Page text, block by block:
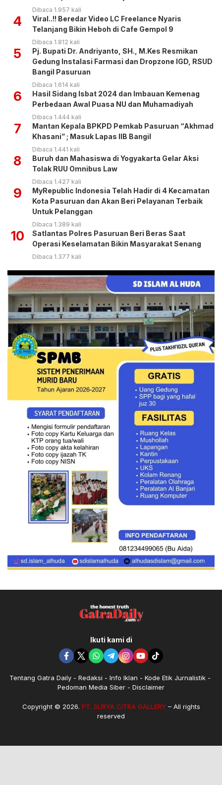
Dibaca 1.957 kali
4
Viral..!! Beredar Video LC Freelance Nyaris
Telanjang Bikin Heboh di Cafe Gempol 9
Dibaca 1.812 kali
5
Pj. Bupati Dr. Andriyanto, SH., M.Kes Resmikan
Gedung Instalasi Farmasi dan Dropzone IGD, RSUD
Bangil Pasuruan
Dibaca 1.614 kali
6
Hasil Sidang Isbat 2024 dan Imbauan Kemenag
Perbedaan Awal Puasa NU dan Muhamadiyah
Dibaca 1.444 kali
7
Mantan Kepala BPKPD Pemkab Pasuruan “Akhmad
Khasani” ; Masuk Lapas IIB Bangil
Dibaca 1.441 kali
8
Buruh dan Mahasiswa di Yogyakarta Gelar Aksi
Tolak RUU Omnibus Law
Dibaca 1.427 kali
9
MyRepublic Indonesia Telah Hadir di 4 Kecamatan
Kota Pasuruan dan Akan Beri Pelayanan Terbaik
Untuk Pelanggan
Dibaca 1.389 kali
10
Satlantas Polres Pasuruan Beri Beras Saat
Operasi Keselamatan Bikin Masyarakat Senang
Dibaca 1.377 kali
Ikuti kami di
Tentang Gatra Daily Redaksi Info Iklan
Kode Etik Jurnalistik
Pedoman Media Siber
Disclaimer
Copyright © 2026. PT. SURYA CITRA GALLERY– All rights
reserved